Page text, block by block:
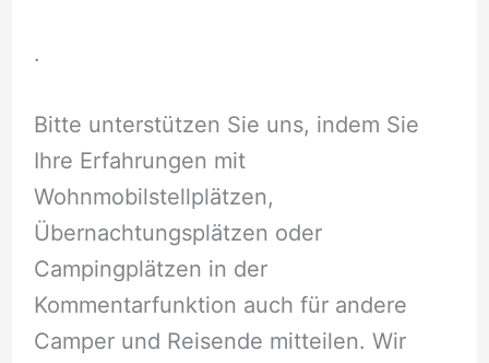
.
Bitte unterstützen Sie uns, indem Sie
Ihre Erfahrungen mit
Wohnmobilstellplätzen,
Übernachtungsplätzen oder
Campingplätzen in der
Kommentarfunktion auch für andere
Camper und Reisende mitteilen. Wir